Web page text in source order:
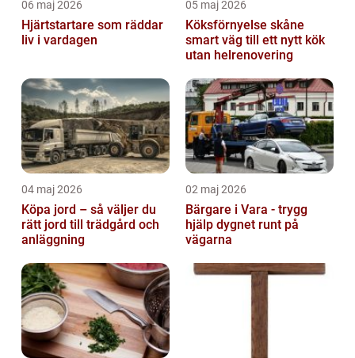
06 maj 2026
Hjärtstartare som räddar
liv i vardagen
05 maj 2026
Köksförnyelse skåne
smart väg till ett nytt kök
utan helrenovering
04 maj 2026
Köpa jord – så väljer du
rätt jord till trädgård och
anläggning
02 maj 2026
Bärgare i Vara - trygg
hjälp dygnet runt på
vägarna